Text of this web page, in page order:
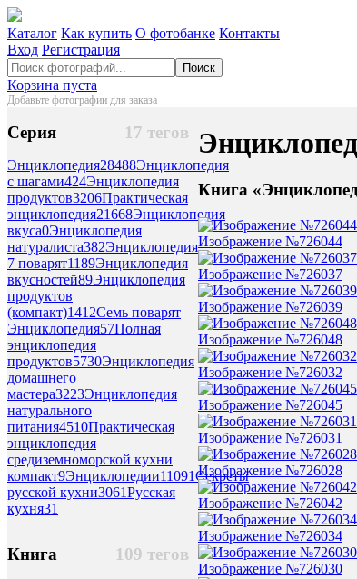
Каталог Как купить О фотобанке Контакты
Вход Регистрация
Поиск
Корзина пуста
Добавьте фотографии для заказа
17 тегов
Серия
Энциклопедия28488Энциклопедия
с шагами424Энциклопедия
продуктов3206Практическая
энциклопедия21668Энциклопедия
вкуса0Энциклопедия
натуралиста382Энциклопедия
7 поварят1189Энциклопедия
вкусностей89Энциклопедия
продуктов
(компакт)1412Семь поварят
Энциклопедия57Полная
энциклопедия
продуктов5730Энциклопедия
домашнего
мастера3223Энциклопедия
натурального
питания4510Практическая
энциклопедия
средиземноморской кухни
компакт9Энциклопедии11091Секреты
русской кухни3061Русская
кухня31
109 тегов
Книга
Книга
Изображение №726044
Изображение №726037
Изображение №726039
Изображение №726048
Изображение №726032
Изображение №726045
Изображение №726031
Изображение №726028
Изображение №726042
Изображение №726034
Изображение №726030